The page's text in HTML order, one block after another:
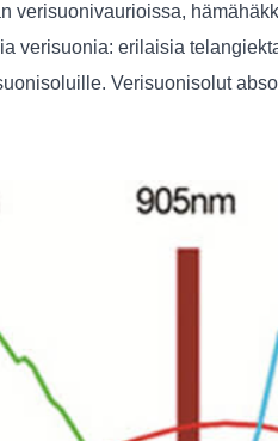
verisuonivaurioissa,
​​verisuonia: erilaisia
Verisuonisolut